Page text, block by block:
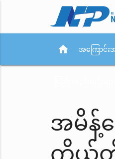
home အကြောင်း
အမိန့်
ကိုယ်တို